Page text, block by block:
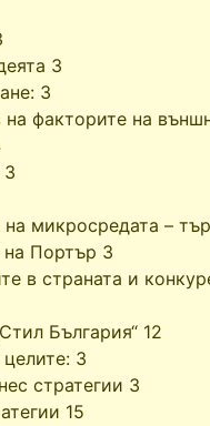
3
3
на факторите на
3
на микросредата –
на Портър 3
в страната и
България“ 12
3
стратегии 3
15